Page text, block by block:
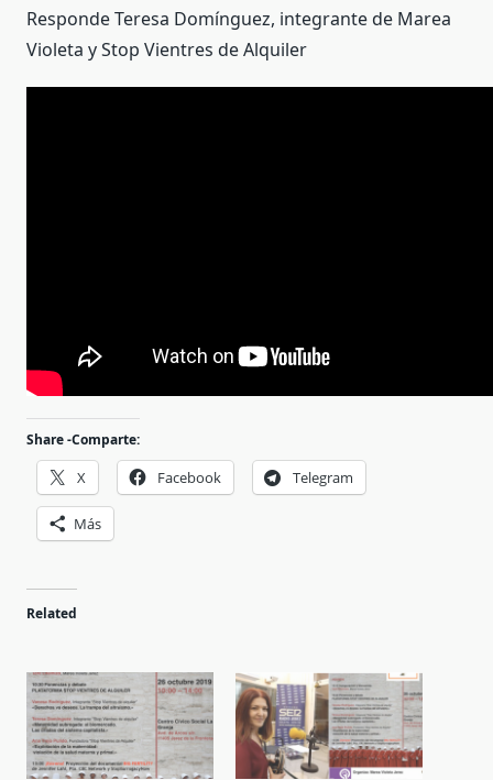
Responde Teresa Domínguez, integrante de Marea
Violeta y Stop Vientres de Alquiler
Share -Comparte:
X Facebook Telegram
Más
Related